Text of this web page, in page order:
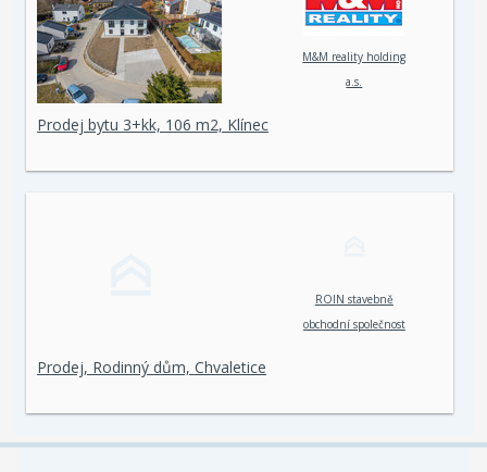
M&M reality holding
a.s.
Prodej bytu 3+kk, 106 m2, Klínec
ROIN stavebně
obchodní společnost
Prodej, Rodinný dům, Chvaletice